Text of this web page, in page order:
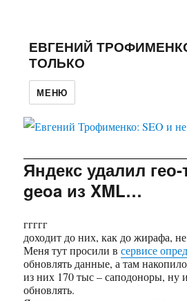
ЕВГЕНИЙ
ТОЛЬКО
МЕНЮ
Яндекс удалил гео-
geoa из XML…
ггггг
доходит до них, как до жирафа,
Меня тут просили всервисе
обновлять данные, а там
из них 170 тыс – саподоноры, ну
обновлять.